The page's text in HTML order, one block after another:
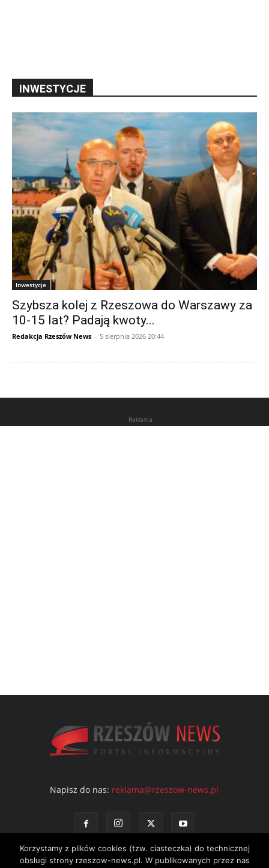
INWESTYCJE
Inwestycje
Szybsza kolej z Rzeszowa do Warszawy za
10-15 lat? Padają kwoty...
Redakcja Rzeszów News - 5 sierpnia 2026 20:44
Reklama
Napisz do nas: reklama@rzeszow-news.pl
Korzystamy z plików cookies (tzw. ciasteczka) do technicznej
obsługi strony rzeszow-news.pl. W publikowanych przez nas